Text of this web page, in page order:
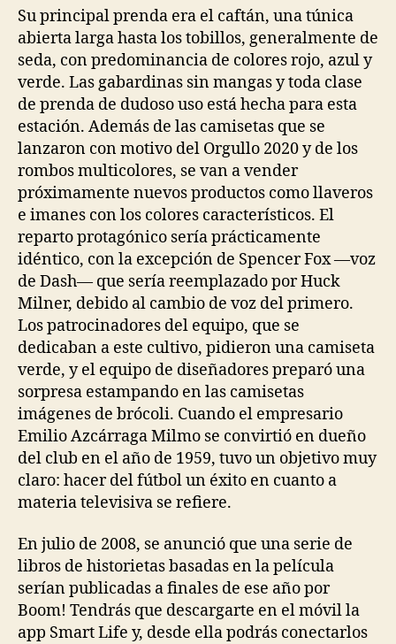
entrada
entrada
Su principal prenda era el caftán, una túnica
abierta larga hasta los tobillos, generalmente de
seda, con predominancia de colores rojo, azul y
verde. Las gabardinas sin mangas y toda clase
de prenda de dudoso uso está hecha para esta
estación. Además de las camisetas que se
lanzaron con motivo del Orgullo 2020 y de los
rombos multicolores, se van a vender
próximamente nuevos productos como llaveros
e imanes con los colores característicos. El
reparto protagónico sería prácticamente
idéntico, con la excepción de Spencer Fox —voz
de Dash— que sería reemplazado por Huck
Milner, debido al cambio de voz del primero.
Los patrocinadores del equipo, que se
dedicaban a este cultivo, pidieron una camiseta
verde, y el equipo de diseñadores preparó una
sorpresa estampando en las camisetas
imágenes de brócoli. Cuando el empresario
Emilio Azcárraga Milmo se convirtió en dueño
del club en el año de 1959, tuvo un objetivo muy
claro: hacer del fútbol un éxito en cuanto a
materia televisiva se refiere.
En julio de 2008, se anunció que una serie de
libros de historietas basadas en la película
serían publicadas a finales de ese año por
Boom! Tendrás que descargarte en el móvil la
app Smart Life y, desde ella podrás conectarlos